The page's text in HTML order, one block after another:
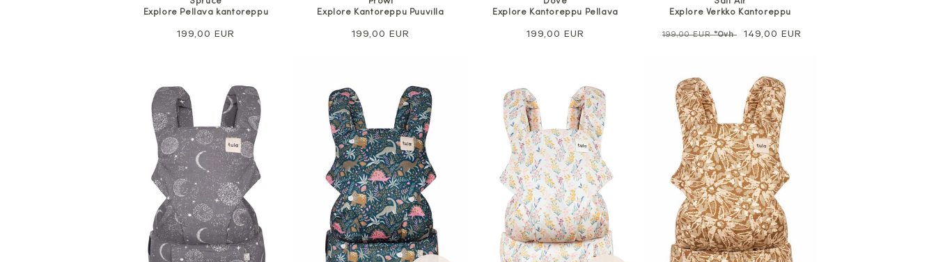
Explore Pellava kantoreppu
Normaali
199,00 EUR
Explore Kantoreppu Puuvilla
Normaali
199,00 EUR
Explore Kantoreppu Pellava
Normaali
199,00 EUR
Explore Verkko Kantoreppu
Normaali
199,00 EUR*Ovh Alennushinta
149,00 EUR